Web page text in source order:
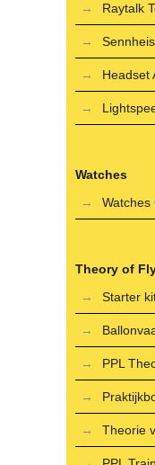
Raytalk
Headset
Watches
Watches
Theory of
Starter
PPL
Theorie